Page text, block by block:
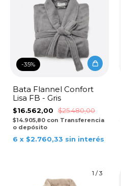
-35%
Bata Flannel Confort
Lisa FB - Gris
$16.562,00 $25.480,00
$14.905,80 con Transferencia
o depósito
6 x $2.760,33 sin interés
1 /3